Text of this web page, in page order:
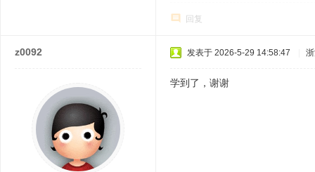
回复
z0092 发表于 2026-5-29 14:58:47
学到了，谢谢